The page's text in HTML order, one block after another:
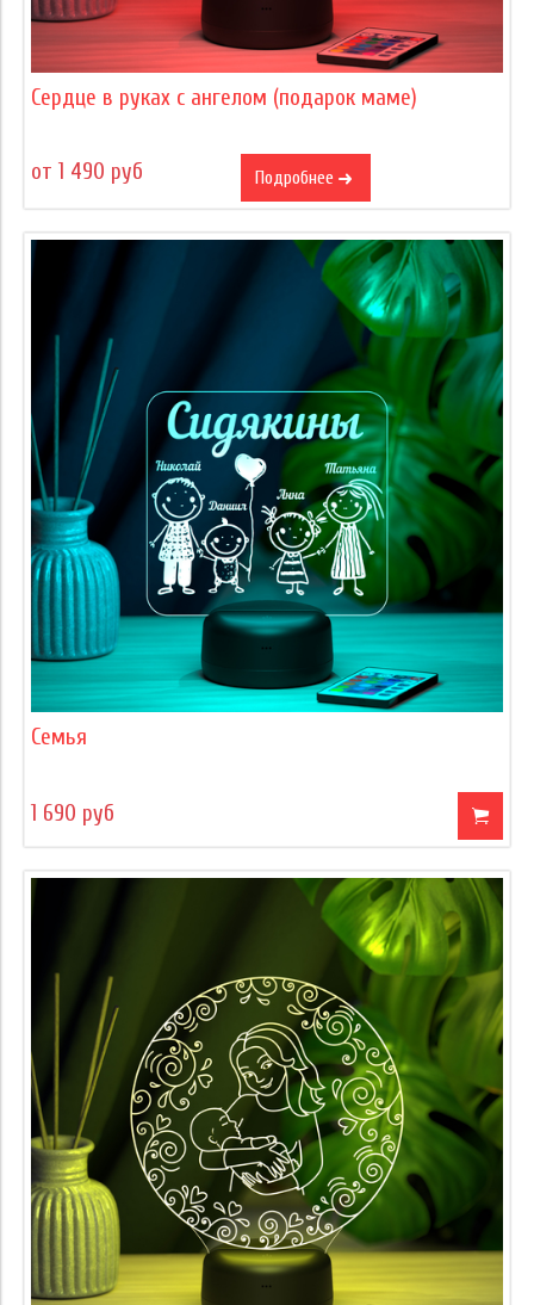
Сердце в руках с ангелом (подарок маме)
от 1 490 руб Подробнее
Семья
1 690 руб